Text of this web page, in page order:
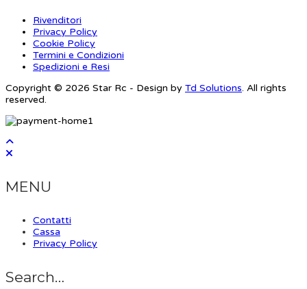
Rivenditori
Privacy Policy
Cookie Policy
Termini e Condizioni
Spedizioni e Resi
Copyright © 2026 Star Rc - Design by Td Solutions. All rights
reserved.
MENU
Contatti
Cassa
Privacy Policy
Search…